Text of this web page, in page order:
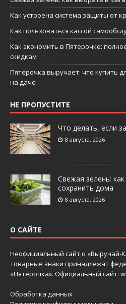
Как устроена система защиты от
Как пользоваться кассой
Как экономить в Пятерочке:
скидкам
Пятёрочка выручает: что купить
на даче
НЕ ПРОПУСТИТЕ
Что делать, если
8 августа, 2026
Свежая зелень:
сохранить дома
8 августа, 2026
О САЙТЕ
Неофициальный сайт о «Выручай-
товарные знаки принадлежат
«Пятёрочка». Официальный сайт:
Обработка данных